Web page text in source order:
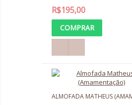
R$195,00
ALMOFADA MATHEUS